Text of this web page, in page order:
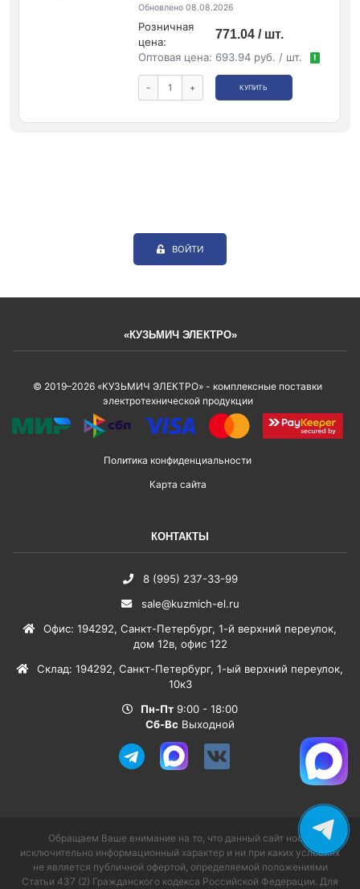
Обновлено 08.08.2026
Розничная
цена:
771.04 / шт.
Оптовая цена: 693.94 руб. / шт. !
- + КУПИТЬ
ВОЙТИ
«КУЗЬМИЧ ЭЛЕКТРО»
© 2019–2026 «КУЗЬМИЧ ЭЛЕКТРО» - комплексные поставки
электротехнической продукции
Политика конфиденциальности
Карта сайта
КОНТАКТЫ
8 (995) 237-33-99
sale@kuzmich-el.ru
Офис: 194292, Санкт-Петербург, 1-й верхний переулок,
дом 12в, офис 122
Склад: 194292, Санкт-Петербург, 1-ый верхний переулок,
10к3
Пн-Пт 9:00 - 18:00
Сб-Вс Выходной
Обращаем Ваше внимание на то, что данный сайт носит
исключительно информационный характер и ни при каких условиях
не является публичной офертой, определяемой положениями
Статьи 437 (2) Гражданского кодекса Российской Федерации. Для